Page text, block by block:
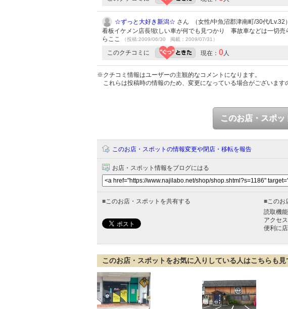
☆ずっと大好き新潟☆ さん （女性/中魚沼郡津南町/30代/Lv.32）
看板イケメン店長!欲しい車が何でも見つかり 事故車などは一切
らここ
（投稿:2009/06/30 掲載：2009/07/31）
このクチコミに 現在： 0人
※クチコミ情報はユーザーの主観的なコメントになります。
これらは投稿時の情報のため、変更になっている場合がございます
このお店・スポッ
このお店・スポットの情報変更や閉店・移転を報告
お店・スポット情報をブログにはる
■このお店・スポットを共有する ■このお
読取機
アクセス
便利に
このお店・スポットをお気に入りしている人はこちらも見